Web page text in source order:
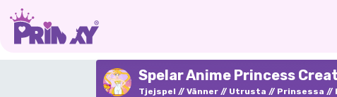
Spelar Anime Princess
Tjejspel Vänner Utrusta Prinsessa